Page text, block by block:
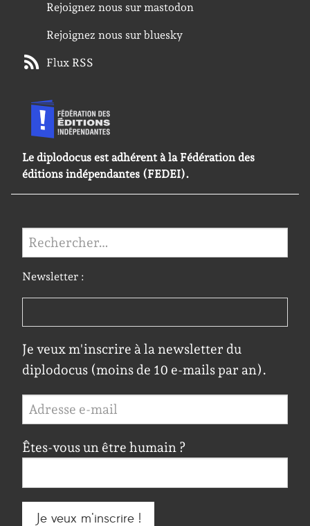
Rejoignez nous sur mastodon
Rejoignez nous sur bluesky
Flux RSS
Le diplodocus est adhérent à la Fédération des
éditions indépendantes (FEDEI).
Rechercher :
Newsletter :
Je veux m'inscrire à la newsletter du
diplodocus (moins de 10 e-mails par an).
Êtes-vous un être humain ?